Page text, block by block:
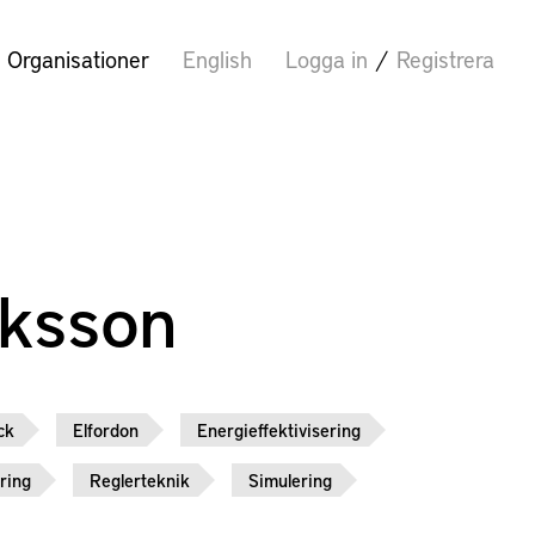
Organisationer English Logga in / Registrera
Elfordon Energieffektivisering
Reglerteknik Simulering